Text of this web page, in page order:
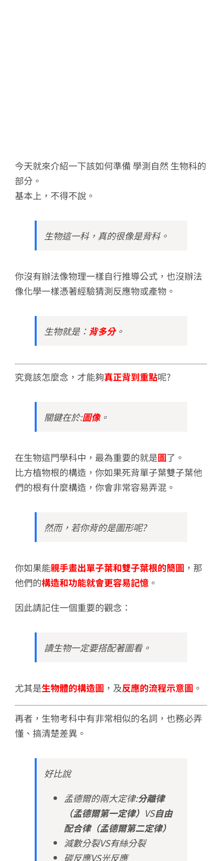
今天就來介紹一下該如何準備 學測自然 生物科的
部分。
基本上，不得不說。
生物這一科，真的很像是背科。
你沒有辦法像物理一樣自行推導公式，也沒辦法
像化學一樣憑著經驗猜測反應物或產物。
生物就是： 背多分。
究竟該怎麼念，才能夠真正背到重點呢?
關鍵在於:圖像。
在生物這門學科中，最為重要的就是圖了。
比方植物根的構造，你如果死背單子葉雙子葉他
們的根有什麼構造，你會非常容易弄混。
然而，若你背的是圖形呢?
你如果能親手畫出單子葉和雙子葉根的簡圖 ，那
他們的構造和功能就會更容易記憶 。
因此請記住一個重要的觀念：
讀生物一定要搭配著圖看。
尤其是生物體的構造圖 ，及反應的流程示意圖 。
再者，生物考科中有非常相似的名詞，也務必弄
懂、搞清楚差異。
好比說
孟德爾的兩大定律:分離律
（孟德爾第一定律） VS自由
配合律（孟德爾第二定律）
減數分裂VS有絲分裂
碳反應VS光反應